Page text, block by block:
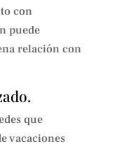
con
puede
relación con
que
vacaciones